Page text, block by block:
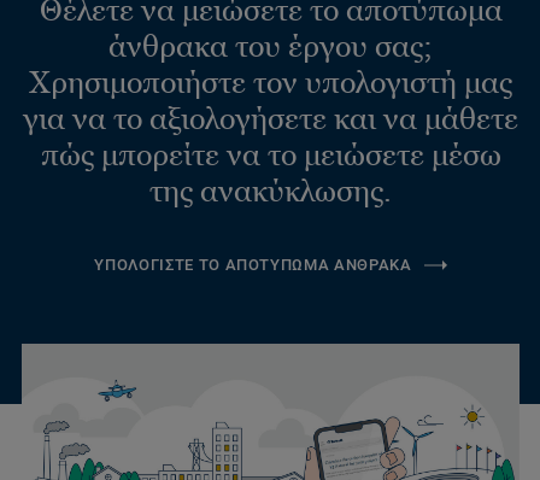
Θέλετε να μειώσετε το αποτύπωμα
άνθρακα του έργου σας;
Χρησιμοποιήστε τον υπολογιστή μας
για να το αξιολογήσετε και να μάθετε
πώς μπορείτε να το μειώσετε μέσω
της ανακύκλωσης.
ΥΠΟΛΟΓΙΣΤΕ ΤΟ ΑΠΟΤΥΠΩΜΑ ΑΝΘΡΑΚΑ